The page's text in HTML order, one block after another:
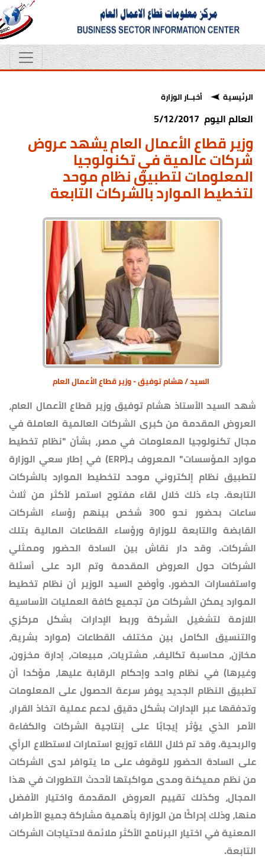
الرئيسية أخبــار الوزارة
العالم اليوم 5/12/2017
وزير قطاع الأعمال العام يشهد عروض
شركات عالمية في تكنولوجيا
المعلومات لتطبيق نظام موحد
لتخطيط الموارد بالشركات التابعة
السيد / هشام توفيق - وزير قطاع الأعمال العام
شهد السيد الأستاذ هشام توفيق وزير قطاع الأعمال العام،
العروض المقدمة من كبرى الشركات العالمية العاملة في
مجال تكنولوجيا المعلومات في مصر، بشأن "نظام تخطيط
موارد المؤسسات" المعروف بـ(ERP) في إطار سعي الوزارة
لتطبيق نظام إلكتروني موحد لتخطيط الموارد بالشركات
التابعة. جاء ذلك خلال لقاء مفتوح استمر لأكثر من ثلاث
ساعات بحضور نحو 300 شخص بينهم رؤساء الشركات
القابضة والتابعة للوزارة ورؤساء القطاعات المالية بتلك
الشركات. وقد دار نقاش بين السادة الحضور وممثلي
الشركات حول العروض المقدمة وتم الرد على أسئلة
واستفسارات الحضور. وأوضح السيد الوزير أن نظام تخطيط
الموارد يمكن الشركات من تجميع كافة العمليات الأساسية
اللازمة لتشغيل الشركة وربط الإدارات بشكل مركزي
والتنسيق الكامل بين مختلف القطاعات (موارد بشرية،
مخازن، محاسبة تكاليف، مشتريات، مبيعات، إدارة مخزون،
وغيرها) في نظام واحد وإحكام الرقابة عليها، مؤكدا أن
تطبيق النظام الجديد يوفر سرعة الحصول على المعلومات
وتدفقها عبر الإدارات بشكل دقيق لدعم عملية اتخاذ القرار،
الأمر الذي يؤثر إيجابًا على إنتاجية الشركات والكفاءة
والربحية. وقد تم خلال اللقاء توزيع استمارات لاستطلاع الرأي
على السادة الحضور للوقوف على ما يتوافر لدى الشركات
من نظم مميكنة ومدى مواكبتها لأحدث التطورات في هذا
المجال، وكذلك تقييم العروض المقدمة واختيار الأفضل
منها، وذلك إدراكًا من الوزارة بأهمية مشاركة جميع الأطراف
المعنية في اختيار البرنامج الأكثر ملائمة لاحتياجات الشركات
التابعة.